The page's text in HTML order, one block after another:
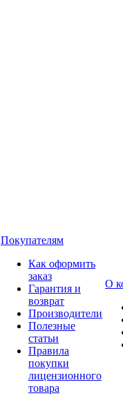
Покупателям
Как оформить
заказ
Гарантия и
возврат
Производители
Полезные
статьи
Правила
покупки
лицензионного
товара
О